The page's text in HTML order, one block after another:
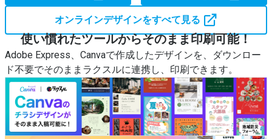
オンラインデザインをすべて見る
使い慣れたツールからそのまま印刷可能！
Adobe Express、Canvaで作成したデザインを、ダウンロー
ド不要でそのままラクスルに連携し、印刷できます。